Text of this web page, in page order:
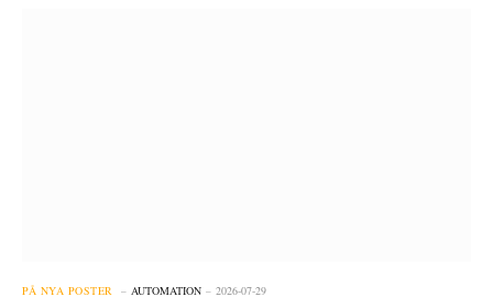
PÅ NYA POSTER AUTOMATION 2026-07-29